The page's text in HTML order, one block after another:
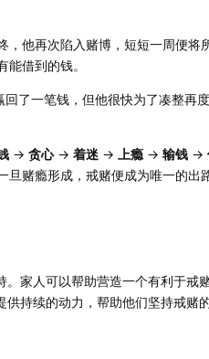
他再次陷入赌博，短短一周便将
借到的钱。
了一笔钱，但他很快为了凑整再度
→ 贪心→ 着迷 → 上瘾 → 输钱 →
赌瘾形成，戒赌便成为唯一的出路
家人可以帮助营造一个有利于戒
持续的动力，帮助他们坚持戒赌的